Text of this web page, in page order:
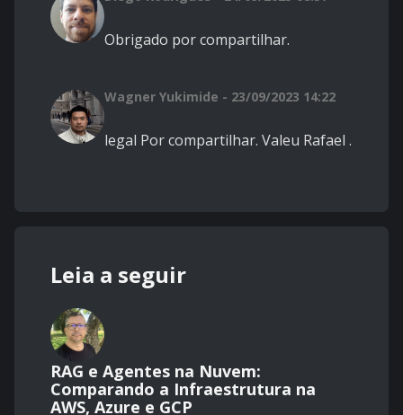
Obrigado por compartilhar.
Wagner Yukimide - 23/09/2023 14:22
legal Por compartilhar. Valeu Rafael .
Leia a seguir
RAG e Agentes na Nuvem:
Comparando a Infraestrutura na
AWS, Azure e GCP